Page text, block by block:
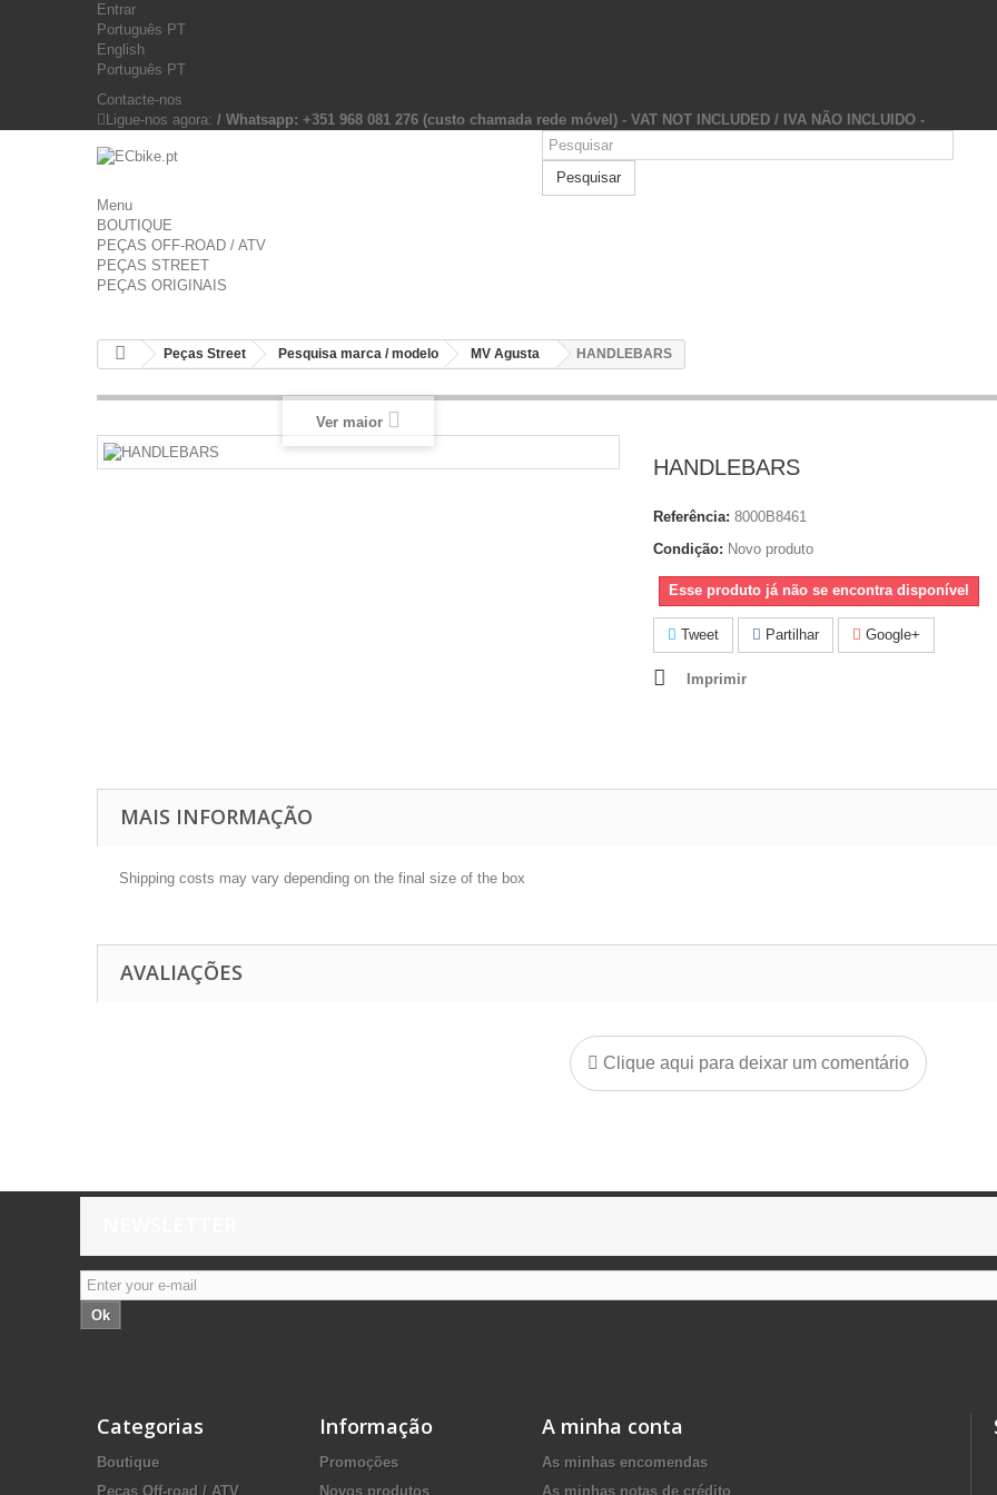
Entrar
Português PT
English
Português PT
Contacte-nos
Ligue-nos agora: / Whatsapp: +351 968 081 276 (custo chamada rede móvel) - VAT NOT INCLUDED / IVA NÃO INCLUIDO -
Pesquisar
Menu
BOUTIQUE
PEÇAS OFF-ROAD / ATV
PEÇAS STREET
PEÇAS ORIGINAIS
Peças Street Pesquisa marca / modelo MV Agusta HANDLEBARS
Ver maior
HANDLEBARS
Referência: 8000B8461
Condição: Novo produto
Esse produto já não se encontra disponível
Tweet Partilhar Google+
Imprimir
MAIS INFORMAÇÃO
Shipping costs may vary depending on the final size of the box
AVALIAÇÕES
Clique aqui para deixar um comentário
Ok
Categorias
Boutique
Peças Off-road / ATV
Informação
Promoções
Novos produtos
A minha conta
As minhas encomendas
As minhas notas de crédito